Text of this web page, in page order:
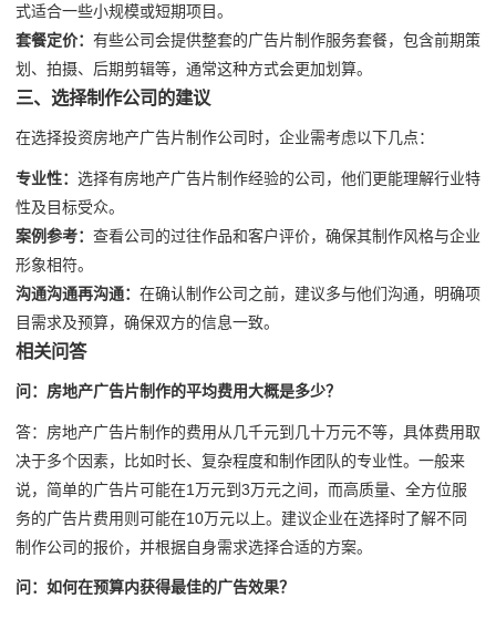
式适合一些小规模或短期项目。
套餐定价： 有些公司会提供整套的广告片制作服务套餐，包含前期策
划、拍摄、后期剪辑等，通常这种方式会更加划算。
三、选择制作公司的建议
在选择投资房地产广告片制作公司时，企业需考虑以下几点：
专业性： 选择有房地产广告片制作经验的公司，他们更能理解行业特
性及目标受众。
案例参考： 查看公司的过往作品和客户评价，确保其制作风格与企业
形象相符。
沟通沟通再沟通： 在确认制作公司之前，建议多与他们沟通，明确项
目需求及预算，确保双方的信息一致。
相关问答
问：房地产广告片制作的平均费用大概是多少？
答：房地产广告片制作的费用从几千元到几十万元不等，具体费用取
决于多个因素，比如时长、复杂程度和制作团队的专业性。一般来
说，简单的广告片可能在1万元到3万元之间，而高质量、全方位服
务的广告片费用则可能在10万元以上。建议企业在选择时了解不同
制作公司的报价，并根据自身需求选择合适的方案。
问：如何在预算内获得最佳的广告效果？